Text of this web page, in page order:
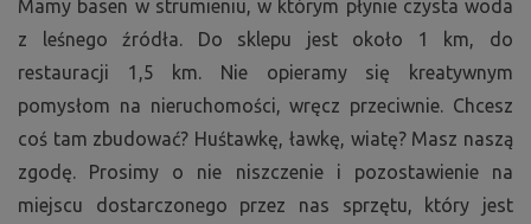
Mamy basen w strumieniu, w którym płynie czysta woda
z leśnego źródła. Do sklepu jest około 1 km, do
restauracji 1,5 km. Nie opieramy się kreatywnym
pomysłom na nieruchomości, wręcz przeciwnie. Chcesz
coś tam zbudować? Huśtawkę, ławkę, wiatę? Masz naszą
zgodę. Prosimy o nie niszczenie i pozostawienie na
miejscu dostarczonego przez nas sprzętu, który jest